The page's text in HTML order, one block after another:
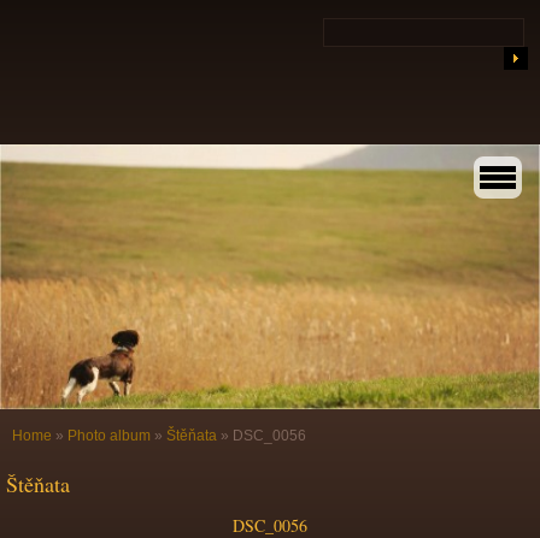
Home » Photo album » Štěňata » DSC_0056
Štěňata
DSC_0056